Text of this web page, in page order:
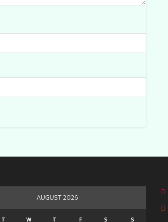
AUGUST 2026
T W T F S S